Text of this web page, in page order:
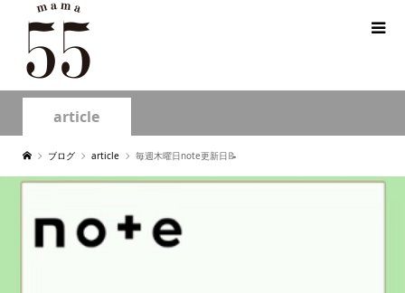
article
ブログ article 毎週木曜日note更新日📝